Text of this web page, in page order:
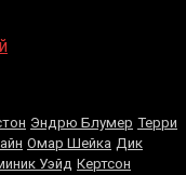
Эндрю Блумер Терри
Омар Шейка Дик
Уэйд Кертсон